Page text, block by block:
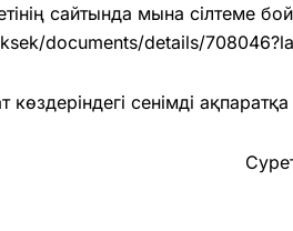
сайтында мына сілтеме
documents/details/
сенімді